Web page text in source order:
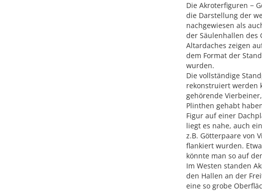
Die Akroterfiguren −
die Darstellung der
nachgewiesen als
der Säulenhallen des
Altardaches zeigen
dem Format der
wurden.
Die vollständige
rekonstruiert werden
gehörende
Plinthen gehabt
Figur auf einer
liegt es nahe, auch
z.B. Götterpaare von
flankiert wurden.
könnte man so auf
Im Westen standen
den Hallen an der
eine so grobe